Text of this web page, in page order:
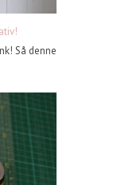
Så denne